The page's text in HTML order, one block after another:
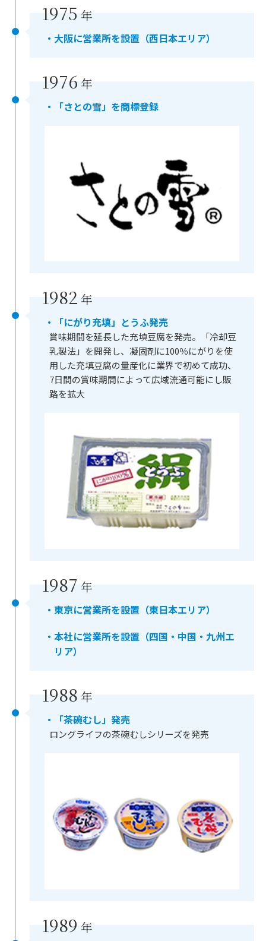
1975 年
・大阪に営業所を設置（西日本エリア）
1976 年
・「さとの雪」を商標登録
1982 年
・「にがり充填」とうふ発売
賞味期間を延長した充填豆腐を発売。「冷却豆
乳製法」を開発し、凝固剤に100％にがりを使
用した充填豆腐の量産化に業界で初めて成功、
7日間の賞味期間によって広域流通可能にし販
路を拡大
1987 年
・東京に営業所を設置（東日本エリア）
・本社に営業所を設置（四国・中国・九州エ
リア）
1988 年
・「茶碗むし」発売
ロングライフの茶碗むしシリーズを発売
1989 年